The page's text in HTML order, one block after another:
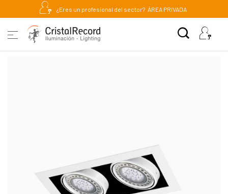
¿Eres un profesional del sector? ÁREA PRIVADA